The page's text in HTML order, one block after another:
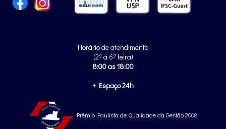
Horário de atendimento
(2ª a 6ª feira)
8:00 as 18:00
+ Espaço 24h
Prêmio Paulista de Qualidade da Gestão 2008